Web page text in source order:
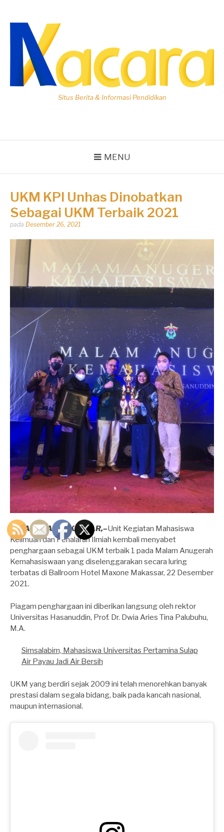
konten
Situs Berita & Informasi Pendidikan
MENU
UKM KPI Unhas Dinobatkan
Sebagai UKM Terbaik 2021
Dipos
Dhirga
Erlangga
pada Desember 26, 2021
KATACARA, MAKASSAR,–Unit Kegiatan Mahasiswa
Keilmuan dan Penalaran Ilmiah kembali menyabet
penghargaan sebagai UKM terbaik 1 pada Malam Anugerah
Kemahasiswaan yang diselenggarakan secara luring
terbatas di Ballroom Hotel Maxone Makassar, 22 Desember
2021.
Piagam penghargaan ini diberikan langsung oleh rektor
Universitas Hasanuddin, Prof. Dr. Dwia Aries Tina Palubuhu,
M.A.
Simsalabim, Mahasiswa Universitas Pertamina Sulap
Air Payau Jadi Air Bersih
UKM yang berdiri sejak 2009 ini telah menorehkan banyak
prestasi dalam segala bidang, baik pada kancah nasional,
maupun internasional.